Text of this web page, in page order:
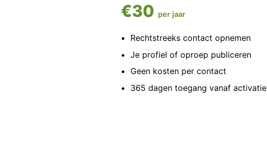
€30 per jaar
Rechtstreeks contact opnemen
Je profiel of oproep publiceren
Geen kosten per contact
365 dagen toegang vanaf activatie